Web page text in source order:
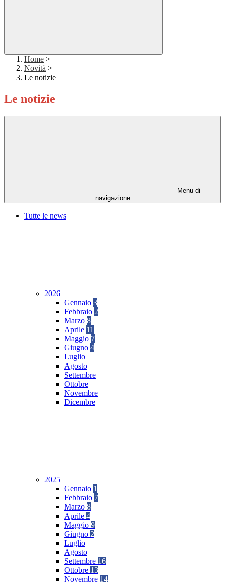
Home >
Novità >
Le notizie
Le notizie
Menu di
navigazione
Tutte le news
2026
Gennaio 3
Febbraio 2
Marzo 8
Aprile 11
Maggio 7
Giugno 4
Luglio
Agosto
Settembre
Ottobre
Novembre
Dicembre
2025
Gennaio 1
Febbraio 7
Marzo 8
Aprile 4
Maggio 9
Giugno 2
Luglio
Agosto
Settembre 16
Ottobre 13
Novembre 14